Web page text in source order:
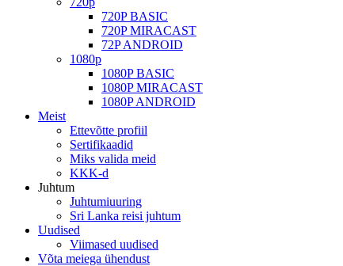
720P BASIC
720P MIRACAST
72P ANDROID
1080p
1080P BASIC
1080P MIRACAST
1080P ANDROID
Meist
Ettevõtte profiil
Sertifikaadid
Miks valida meid
KKK-d
Juhtum
Juhtumiuuring
Sri Lanka reisi juhtum
Uudised
Viimased uudised
Võta meiega ühendust